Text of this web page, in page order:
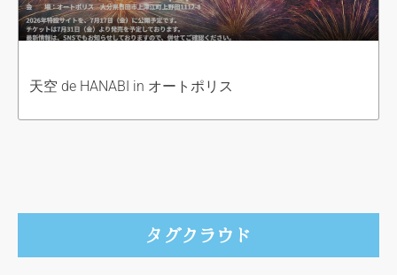
天空 de HANABI in オートポリス
タグクラウド